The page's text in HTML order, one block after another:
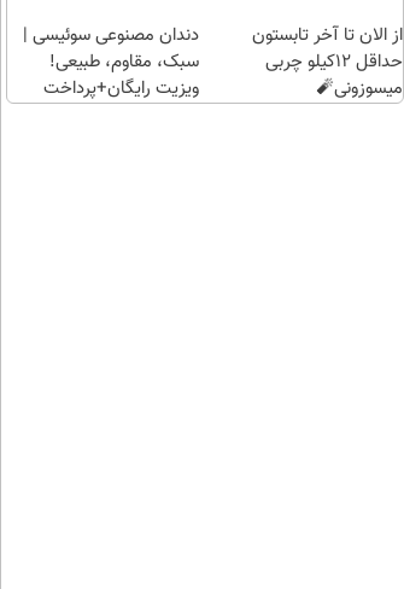
از الان تا آخر تابستون
حداقل 12کیلو چربی
میسوزونی🧨
دندان مصنوعی سوئیسی |
سبک، مقاوم، طبیعی!
ویزیت رایگان+پرداخت